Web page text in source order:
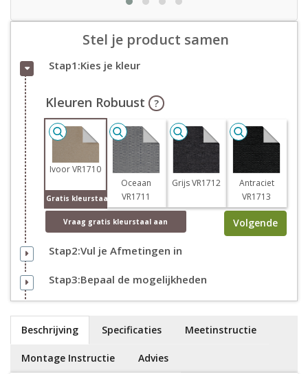
Stel je product samen
Stap1:Kies je kleur
Kleuren Robuust ?
Ivoor VR1710
Gratis kleurstaal
Oceaan
VR1711
Grijs VR1712
Antraciet
VR1713
Vraag gratis kleurstaal aan Volgende
Stap2:Vul je Afmetingen in
Stap3:Bepaal de mogelijkheden
Beschrijving Specificaties Meetinstructie
Montage Instructie Advies